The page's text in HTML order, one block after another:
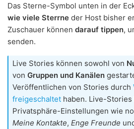
Das Sterne-Symbol unten in der
wie viele Sterrne der Host bisher
Zuschauer können darauf tippen,
senden.
Live Stories können sowohl von
von Gruppen und Kanälen
Veröffentlichen von Stories durch
freigeschaltet haben. Live-
Privatsphäre-Einstellungen wie
Meine Kontakte, Enge Freunde